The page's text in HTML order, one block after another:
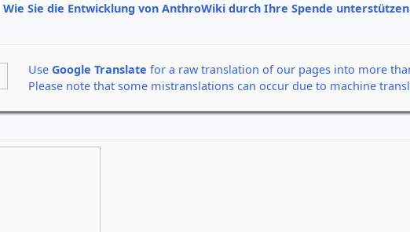
Wie Sie die Entwicklung von AnthroWiki durch Ihre Spende
UseGoogle Translate for a raw translation of our pages into more
Please note that some mistranslations can occur due to machine